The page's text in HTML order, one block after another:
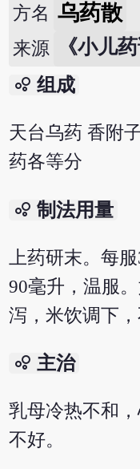
方名 乌药散
来源 《小儿
bubble_chart 组成
天台乌药 香附
药各等分
bubble_chart 制法用量
上药研末。每
90毫升，温服
泻，米饮调下，
bubble_chart 主治
乳母冷热不和
不好。